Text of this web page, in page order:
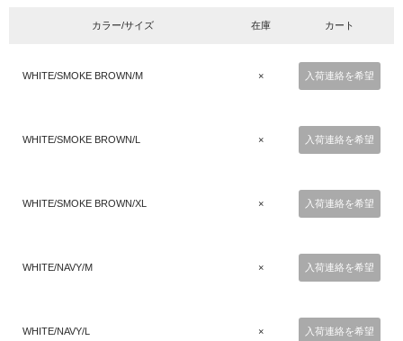
カラー/サイズ 在庫 カート
WHITE/SMOKE BROWN/M × 入荷連絡を希望
WHITE/SMOKE BROWN/L × 入荷連絡を希望
WHITE/SMOKE BROWN/XL × 入荷連絡を希望
WHITE/NAVY/M × 入荷連絡を希望
WHITE/NAVY/L × 入荷連絡を希望